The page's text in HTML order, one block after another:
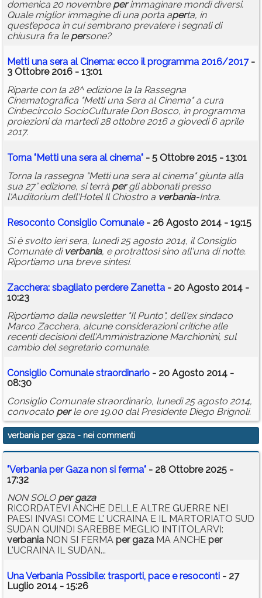
domenica 20 novembre perimmaginare mondi diversi.
Quale miglior immagine di una porta aperta, in
quest’epoca in cui sembrano prevalere i segnali di
chiusura fra le persone?
Metti una sera al Cinema: ecco il programma 2016/2017-
3 Ottobre 2016 - 13:01
Riparte con la 28^ edizione la la Rassegna
Cinematografica "Metti una Sera al Cinema" a cura
Cinbecircolo SocioCulturale Don Bosco, in programma
proiezioni da martedì 28 ottobre 2016 a giovedì 6 aprile
2017.
Torna "Metti una sera al cinema" - 5 Ottobre 2015 - 13:01
Torna la rassegna "Metti una sera al cinema" giunta alla
sua 27° edizione, si terrà pergli abbonati presso
l'Auditorium dell'Hotel Il Chiostro a verbania-Intra.
Resoconto Consiglio Comunale- 26 Agosto 2014 - 19:15
Si è svolto ieri sera, lunedì 25 agosto 2014, il Consiglio
Comunale di verbania, e protrattosi sino all'una di notte.
Riportiamo una breve sintesi.
Zacchera: sbagliato perdere Zanetta - 20 Agosto 2014 -
10:23
Riportiamo dalla newsletter "Il Punto", dell'ex sindaco
Marco Zacchera, alcune considerazioni critiche alle
recenti decisioni dell'Amministrazione Marchionini, sul
cambio del segretario comunale.
Consiglio Comunale straordinario - 20 Agosto 2014 -
08:30
Consiglio Comunale straordinario, lunedì 25 agosto 2014,
convocato perle ore 19.00 dal Presidente Diego Brignoli.
verbania per gaza - nei commenti
"Verbania per Gaza non si ferma" - 28 Ottobre 2025 -
17:32
NON SOLO per gaza
RICORDATEVI ANCHE DELLE ALTRE GUERRE NEI
PAESI INVASI COME L' UCRAINA E IL MARTORIATO SUD
SUDAN QUINDI SAREBBE MEGLIO INTITOLARVI:
verbania NON SI FERMA per gaza MA ANCHE per
L'UCRAINA IL SUDAN...
Una Verbania Possibile: trasporti, pace e resoconti - 27
Luglio 2014 - 15:26